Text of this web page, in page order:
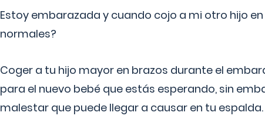
Estoy embarazada y cuando cojo a mi otro hijo
normales?
Coger a tu hijo mayor en brazos durante el
para el nuevo bebé que estás esperando, sin
malestar que puede llegar a causar en tu